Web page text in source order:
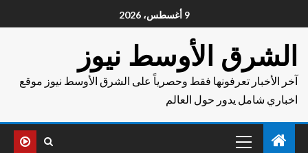
9 أغسطس، 2026
الشرق الأوسط نيوز
آخر الأخبار تعرفونها فقط وحصرياً على الشرق الأوسط نيوز موقع
اخباري شامل يدور حول العالم